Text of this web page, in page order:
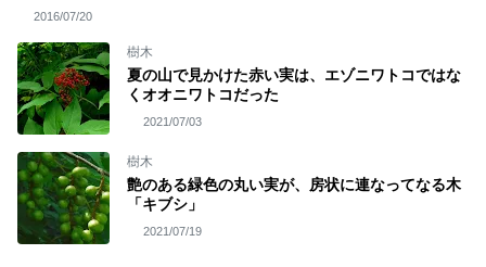
2016/07/20
樹木
夏の山で見かけた赤い実は、エゾニワトコではな
くオオニワトコだった
2021/07/03
樹木
艶のある緑色の丸い実が、房状に連なってなる木
「キブシ」
2021/07/19